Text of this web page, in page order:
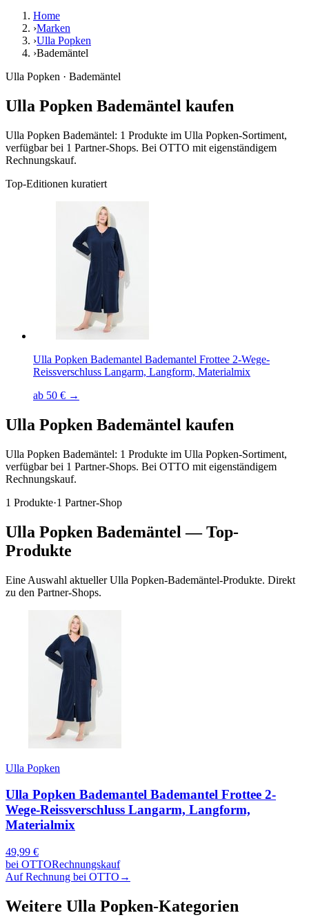
Home
›Marken
›Ulla Popken
›Bademäntel
Ulla Popken · Bademäntel
Ulla Popken Bademäntel kaufen
Ulla Popken Bademäntel: 1 Produkte im Ulla Popken-Sortiment,
verfügbar bei 1 Partner-Shops. Bei OTTO mit eigenständigem
Rechnungskauf.
Top-Editionen kuratiert
Ulla Popken Bademantel Bademantel Frottee 2-Wege-
Reissverschluss Langarm, Langform, Materialmix
ab 50 € →
Ulla Popken Bademäntel kaufen
Ulla Popken Bademäntel: 1 Produkte im Ulla Popken-Sortiment,
verfügbar bei 1 Partner-Shops. Bei OTTO mit eigenständigem
Rechnungskauf.
1 Produkte·1 Partner-Shop
Ulla Popken Bademäntel — Top-
Produkte
Eine Auswahl aktuellerUlla Popken-Bademäntel-Produkte. Direkt
zu den Partner-Shops.
Ulla Popken
Ulla Popken Bademantel Bademantel Frottee 2-
Wege-Reissverschluss Langarm, Langform,
Materialmix
49,99 €
bei OTTORechnungskauf
Auf Rechnung bei OTTO →
Weitere Ulla Popken-Kategorien